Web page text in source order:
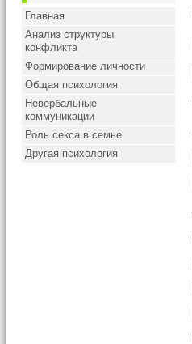
Главная
Анализ структуры
конфликта
Формирование личности
Общая психология
Невербальные
коммуникации
Роль секса в семье
Другая психология